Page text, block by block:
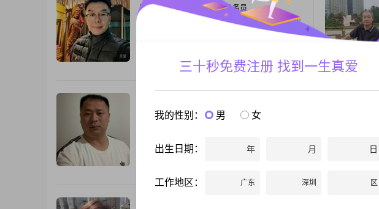
男, 江西抚州, 180cm, 离异, 公务员
我是一位性格开朗、积极向上，心中想找一个积极
向上、内心真实善良、贤惠爱家的女人，三观一致
在您身旁，直至白头偕老。
跟TA联系
男, 江西抚州, 181cm, 离异, 公务员
互包容、取暖、迁就、支持，你若不离，我绝对不
三十秒免费注册 找到一生真爱
我的性别： 男 女
出生日期： 年 月 日
工作地区： 广东 深圳 区